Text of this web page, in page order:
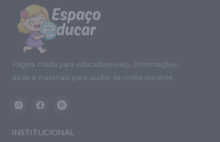
Página criada para educadores(as). Informações,
dicas e materiais para auxílio da rotina docente.
INSTITUCIONAL